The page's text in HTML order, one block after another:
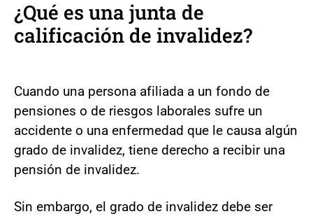
¿Qué es una junta de
calificación de invalidez?
Cuando una persona afiliada a un fondo de
pensiones o de riesgos laborales sufre un
accidente o una enfermedad que le causa algún
grado de invalidez, tiene derecho a recibir una
pensión de invalidez.
Sin embargo, el grado de invalidez debe ser